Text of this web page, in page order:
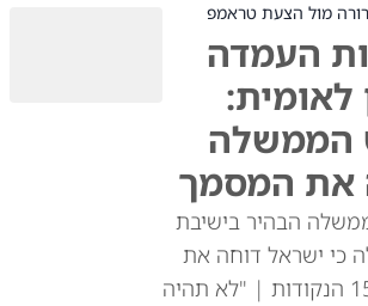
מול הצעת טראמפ
העמדה
לאומית:
הממשלה
את המסמך
הבהיר בישיבת
כי ישראל דוחה את
תכנית 15 הנקודות | "לא תהיה